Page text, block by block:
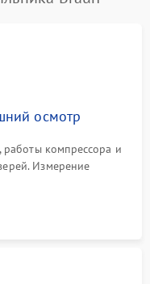
осмотр
компрессора и
Измерение
термостата и
дисплея.